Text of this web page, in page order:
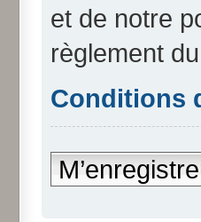
et de notre
règlement
Conditions